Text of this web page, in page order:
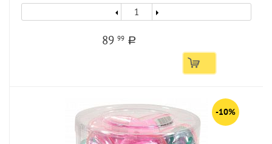
8999 a
-10%